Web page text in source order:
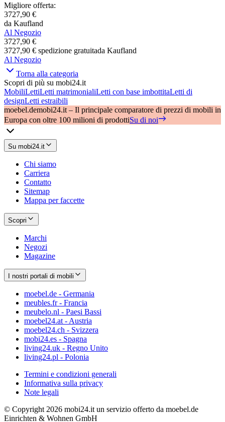
Migliore offerta:
3727,90 €
da Kaufland
Al Negozio
3727,90 €
3727,90 € spedizione gratuitada Kaufland
Al Negozio
Torna alla categoria
Scopri di più su mobi24.it
MobiliLettiLetti matrimonialiLetti con base imbottitaLetti di
designLetti estraibili
moebel.demobi24.it – Il principale comparatore di prezzi di mobili in
Europa con oltre 100 milioni di prodottiSu di noi
Su mobi24.it
Chi siamo
Carriera
Contatto
Sitemap
Mappa per faccette
Scopri
Marchi
Negozi
Magazine
I nostri portali di mobili
moebel.de - Germania
meubles.fr - Francia
meubelo.nl - Paesi Bassi
moebel24.at - Austria
moebel24.ch - Svizzera
mobi24.es - Spagna
living24.uk - Regno Unito
living24.pl - Polonia
Termini e condizioni generali
Informativa sulla privacy
Note legali
© Copyright 2026 mobi24.it un servizio offerto da moebel.de
Einrichten & Wohnen GmbH